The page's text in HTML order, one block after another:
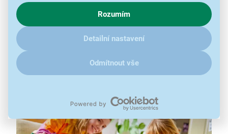
chování na webu pro zobrazení cílených reklam. Pokud vás
zajímají detaily, jak u nás s cookies a dalšími údaji pracujeme,
kliknětesem.
Rozumím
Detailní nastavení
Odmítnout vše
2 lekníny v bílé a růžové barvě
průhledné vázy s efektem vody
doporučený věk 9+